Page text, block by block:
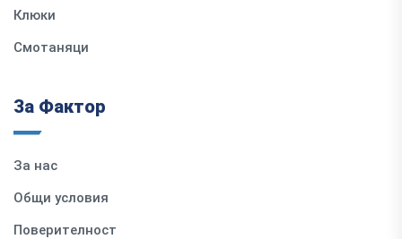
Клюки
Смотаняци
За Фактор
За нас
Общи условия
Поверителност